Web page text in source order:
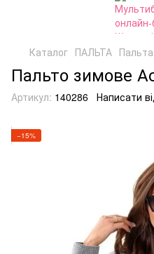
Каталог ПАЛЬТА Пальта
Пальто зимове
Артикул: 140286 Написати
−15%